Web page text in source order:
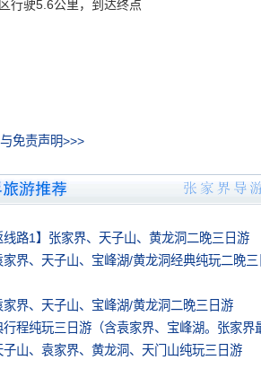
行驶5.6公里，到达终点
免责声明>>>
线路1】张家界、天子山、黄龙洞二晚三日游
家界、天子山、宝峰湖/黄龙洞经典纯玩二晚三
家界、天子山、宝峰湖/黄龙洞二晚三日游
行程纯玩三日游（含袁家界、宝峰湖。张家界
子山、袁家界、黄龙洞、天门山纯玩三日游